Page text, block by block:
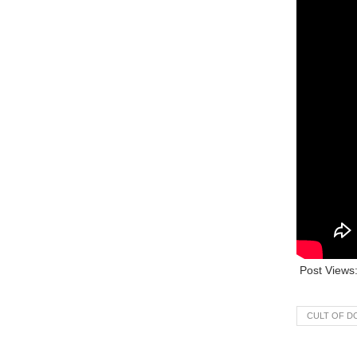
Post Views:
CULT OF